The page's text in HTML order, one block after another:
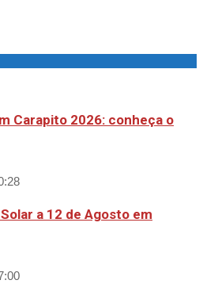
Carapito 2026: conheça o
a 12 de Agosto em